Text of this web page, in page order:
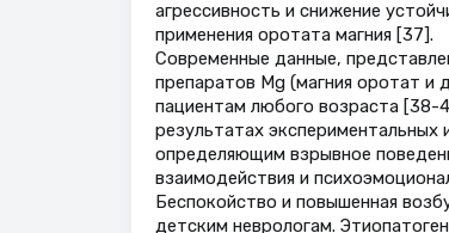
агрессивность и снижение
применения оротата магния [37].
Cовременные данные,
препаратов Mg (магния оротат и
пациентам любого возраста [38-
результатах
определяющим взрывное
взаимодействия и
Беспокойство и повышенная
детским неврологам.